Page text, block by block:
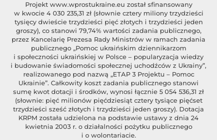
Projekt www.wprostukraine.eu został sfinansowany
w kwocie 4 030 235,31 zł (słownie cztery miliony trzydzieści
tysięcy dwieście trzydzieści pięć złotych i trzydzieści jeden
groszy), co stanowi 79,74% wartości zadania publicznego,
przez Kancelarię Prezesa Rady Ministrów w ramach zadania
publicznego „Pomoc ukraińskim dziennikarzom
i społeczności ukraińskiej w Polsce – popularyzacja wiedzy
i budowanie świadomości społecznej uchodźców z Ukrainy”,
realizowanego pod nazwą „ETAP 3 Projektu – Pomoc
Ukrainie”. Całkowity koszt zadania publicznego stanowi
sumę kwot dotacji i środków, wynosi łącznie 5 054 536,31 zł
(słownie: pięć milionów pięćdziesiąt cztery tysiące pięćset
trzydzieści sześć złotych i trzydzieści jeden groszy). Dotacja
KRPM została udzielona na podstawie ustawy z dnia 24
kwietnia 2003 r. o działalności pożytku publicznego
i o wolontariacie.